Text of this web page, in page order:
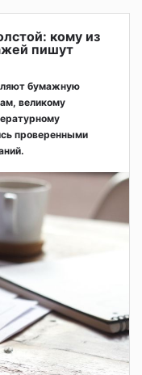
кому из
пишут
бумажную
великому
проверенными